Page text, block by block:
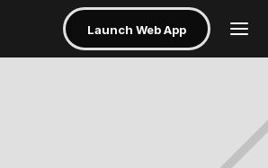
Launch Web App